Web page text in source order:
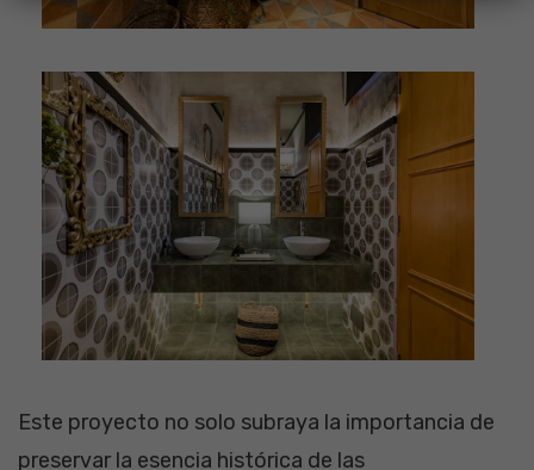
Este proyecto no solo subraya la importancia de
preservar la esencia histórica de las